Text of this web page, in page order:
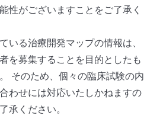
性がございますことをご了承く
いる治療開発マップの情報は、
を募集することを目的としたも
そのため、個々の臨床試験の内
わせには対応いたしかねますの
承ください。